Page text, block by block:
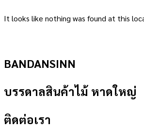
It looks like nothing was found at this
BANDANSINN
บรรดาลสินค้าไม้ หาดใหญ่
ติดต่อเรา